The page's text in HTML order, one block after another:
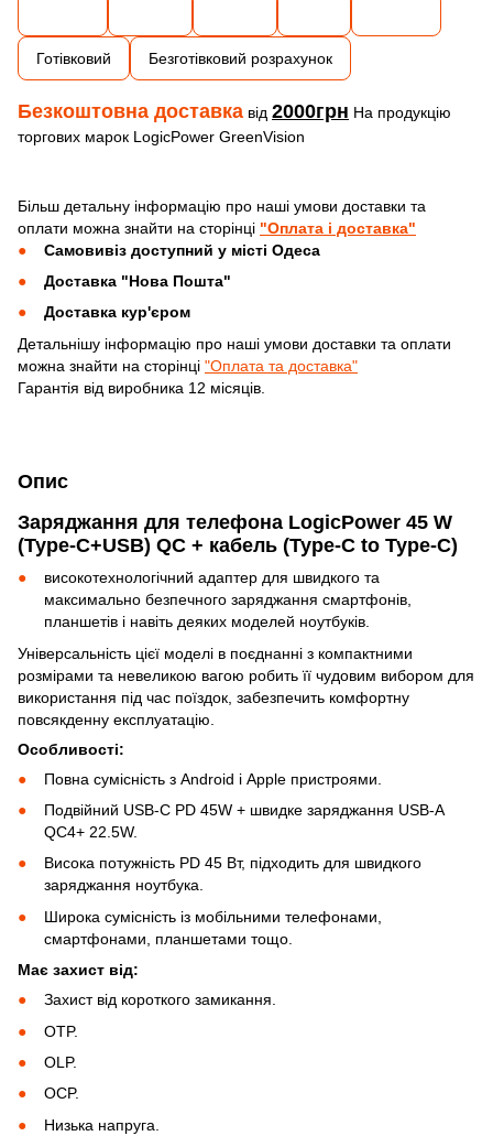
Опис
Заряджання для телефона LogicPower 45 W
(Type-C+USB) QC + кабель (Type-C to Type-C)
високотехнологічний адаптер для швидкого та
максимально безпечного заряджання смартфонів,
планшетів і навіть деяких моделей ноутбуків.
Універсальність цієї моделі в поєднанні з компактними
розмірами та невеликою вагою робить її чудовим вибором для
використання під час поїздок, забезпечить комфортну
повсякденну експлуатацію.
Особливості:
Повна сумісність з Android і Apple пристроями.
Подвійний USB-C PD 45W + швидке заряджання USB-A
QC4+ 22.5W.
Висока потужність PD 45 Вт, підходить для швидкого
заряджання ноутбука.
Широка сумісність із мобільними телефонами,
смартфонами, планшетами тощо.
Має захист від:
Захист від короткого замикання.
OTP.
OLP.
OCP.
Низька напруга.
Готівковий Безготівковий розрахунок
Безкоштовна доставка від 2000грн На продукцію
торгових марок LogicPower GreenVision
Більш детальну інформацію про наші умови доставки та
оплати можна знайти на сторінці "Оплата і доставка"
Самовивіз доступний у місті Одеса
Доставка "Нова Пошта"
Доставка кур'єром
Детальнішу інформацію про наші умови доставки та оплати
можна знайти на сторінці "Оплата та доставка"
Гарантія від виробника 12 місяців.